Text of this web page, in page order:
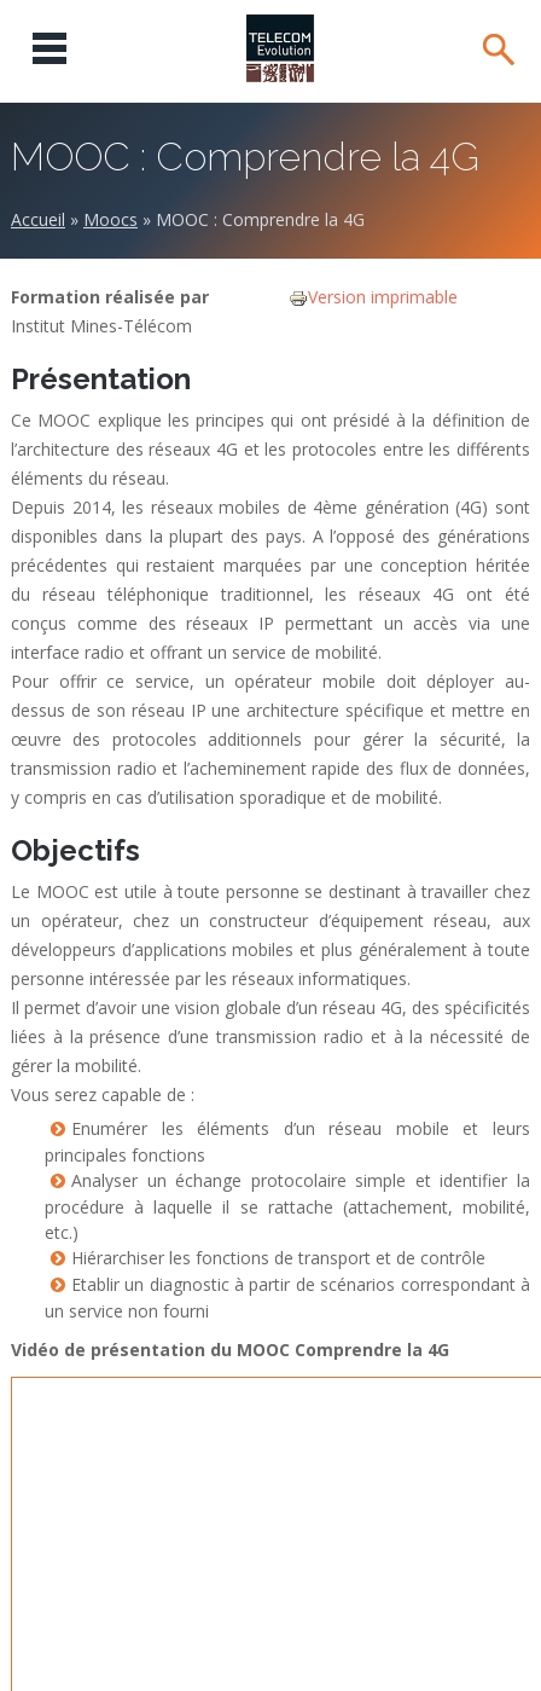
MOOC : Comprendre la 4G
Accueil » Moocs » MOOC : Comprendre la 4G
Version imprimable
Formation réalisée par
Institut Mines-Télécom
Présentation
Ce MOOC explique les principes qui ont présidé à la définition de
l’architecture des réseaux 4G et les protocoles entre les différents
éléments du réseau.
Depuis 2014, les réseaux mobiles de 4ème génération (4G) sont
disponibles dans la plupart des pays. A l’opposé des générations
précédentes qui restaient marquées par une conception héritée
du réseau téléphonique traditionnel, les réseaux 4G ont été
conçus comme des réseaux IP permettant un accès via une
interface radio et offrant un service de mobilité.
Pour offrir ce service, un opérateur mobile doit déployer au-
dessus de son réseau IP une architecture spécifique et mettre en
œuvre des protocoles additionnels pour gérer la sécurité, la
transmission radio et l’acheminement rapide des flux de données,
y compris en cas d’utilisation sporadique et de mobilité.
Objectifs
Le MOOC est utile à toute personne se destinant à travailler chez
un opérateur, chez un constructeur d’équipement réseau, aux
développeurs d’applications mobiles et plus généralement à toute
personne intéressée par les réseaux informatiques.
Il permet d’avoir une vision globale d’un réseau 4G, des spécificités
liées à la présence d’une transmission radio et à la nécessité de
gérer la mobilité.
Vous serez capable de :
Enumérer les éléments d’un réseau mobile et leurs
principales fonctions
Analyser un échange protocolaire simple et identifier la
procédure à laquelle il se rattache (attachement, mobilité,
etc.)
Hiérarchiser les fonctions de transport et de contrôle
Etablir un diagnostic à partir de scénarios correspondant à
un service non fourni
Vidéo de présentation du MOOC Comprendre la 4G